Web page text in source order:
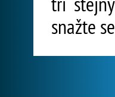
snažte